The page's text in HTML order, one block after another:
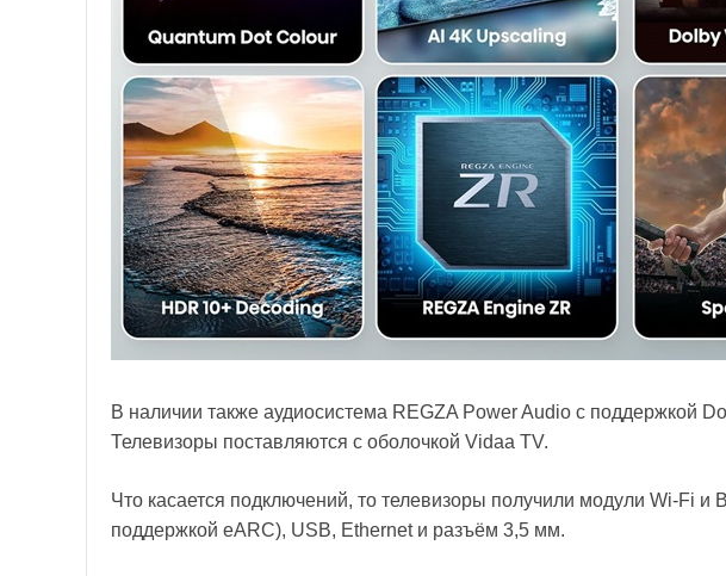
В наличии также аудиосистема REGZA Power Audio с поддержкой
Телевизоры поставляются с оболочкой Vidaa TV.
Что касается подключений, то телевизоры получили модули Wi-Fi и
поддержкой eARC), USB, Ethernet и разъём 3,5 мм.